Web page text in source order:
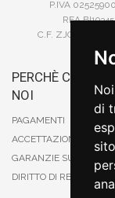
di
P.IVA
REA
C.F.
PERCHÈ
NOI
PAGAMENTI
ACCETTAZIONE DEGLI
GARANZIE SUI
DIRITTO DI RECESSO